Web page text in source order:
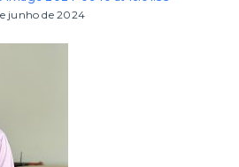
junho de 2024